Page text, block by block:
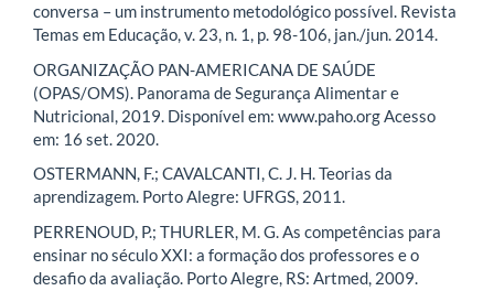
conversa – um instrumento metodológico possível. Revista
Temas em Educação, v. 23, n. 1, p. 98-106, jan./jun. 2014.
ORGANIZAÇÃO PAN-AMERICANA DE SAÚDE
(OPAS/OMS). Panorama de Segurança Alimentar e
Nutricional, 2019. Disponível em: www.paho.org Acesso
em: 16 set. 2020.
OSTERMANN, F.; CAVALCANTI, C. J. H. Teorias da
aprendizagem. Porto Alegre: UFRGS, 2011.
PERRENOUD, P.; THURLER, M. G. As competências para
ensinar no século XXI: a formação dos professores e o
desafio da avaliação. Porto Alegre, RS: Artmed, 2009.